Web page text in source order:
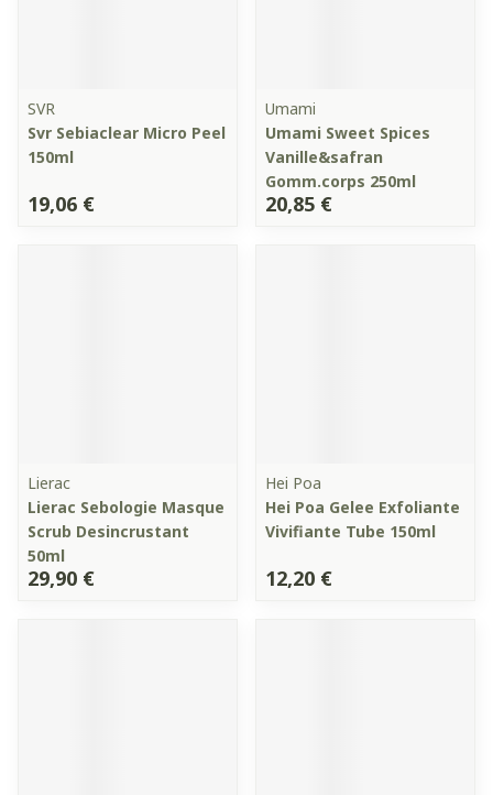
SVR
Svr Sebiaclear Micro Peel
150ml
19,06 €
Umami
Umami Sweet Spices
Vanille&safran
Gomm.corps 250ml
20,85 €
Lierac
Lierac Sebologie Masque
Scrub Desincrustant
50ml
29,90 €
Hei Poa
Hei Poa Gelee Exfoliante
Vivifiante Tube 150ml
12,20 €